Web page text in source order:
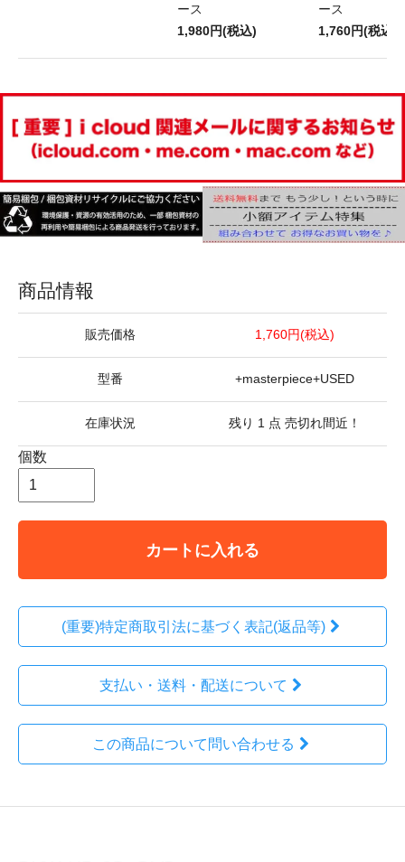
ース
1,980円(税込)
ース
1,760円(税込)
商品情報
販売価格 1,760円(税込)
型番 +masterpiece+USED
在庫状況 残り 1 点 売切れ間近！
個数
カートに入れる
(重要)特定商取引法に基づく表記(返品等)
支払い・送料・配送について
この商品について問い合わせる